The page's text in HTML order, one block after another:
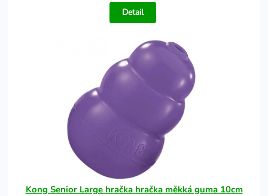
Detail
Kong Senior Large hračka hračka měkká guma 10cm